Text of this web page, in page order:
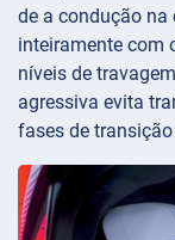
de a condução na
inteiramente com
níveis de
agressiva evita
fases de transição